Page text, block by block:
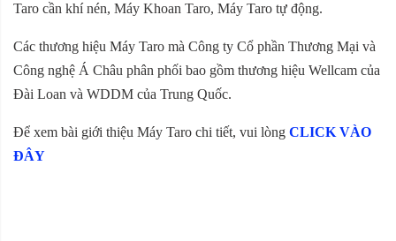
Taro cần khí nén, Máy Khoan Taro, Máy Taro tự động.
Các thương hiệu Máy Taro mà Công ty Cổ phần Thương Mại và
Công nghệ Á Châu phân phối bao gồm thương hiệu Wellcam của
Đài Loan và WDDM của Trung Quốc.
Để xem bài giới thiệu Máy Taro chi tiết, vui lòng CLICK VÀO
ĐÂY